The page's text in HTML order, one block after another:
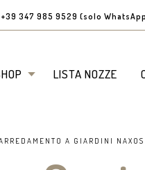
347 985 9529 (solo
LISTA NOZZE
A GIARDINI NAXOS